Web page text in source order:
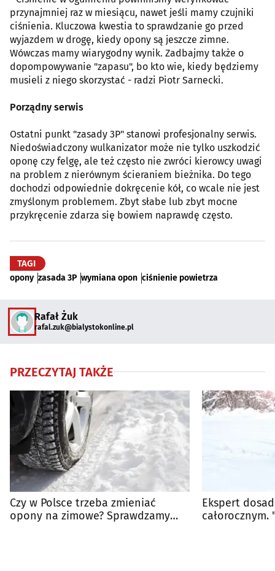
przynajmniej raz w miesiącu, nawet jeśli mamy czujniki
ciśnienia. Kluczowa kwestia to sprawdzanie go przed
wyjazdem w drogę, kiedy opony są jeszcze zimne.
Wówczas mamy wiarygodny wynik. Zadbajmy także o
dopompowywanie "zapasu", bo kto wie, kiedy będziemy
musieli z niego skorzystać - radzi Piotr Sarnecki.
Porządny serwis
Ostatni punkt "zasady 3P" stanowi profesjonalny serwis.
Niedoświadczony wulkanizator może nie tylko uszkodzić
oponę czy felgę, ale też często nie zwróci kierowcy uwagi
na problem z nierównym ścieraniem bieżnika. Do tego
dochodzi odpowiednie dokręcenie kół, co wcale nie jest
zmyślonym problemem. Zbyt słabe lub zbyt mocne
przykręcenie zdarza się bowiem naprawdę często.
TAGI
opony zasada 3P wymiana opon ciśnienie powietrza
Rafał Żuk
rafal.zuk@bialystokonline.pl
PRZECZYTAJ TAKŻE
Czy w Polsce trzeba zmieniać
opony na zimowe? Sprawdzamy
Ekspert